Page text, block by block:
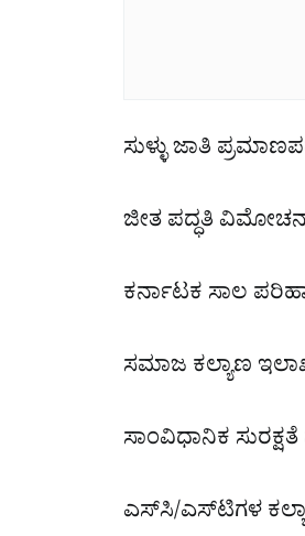
ಸುಳ್ಳು ಜಾತಿ
ಜೀತ ಪದ್ಧತಿ
ಕರ್ನಾಟಕ ಸಾಲ
ಸಮಾಜ ಕಲ್ಯಾಣ
ಸಾಂವಿಧಾನಿಕ
ಎಸ್‌ಸಿ/ಎಸ್‌ಟಿಗಳ